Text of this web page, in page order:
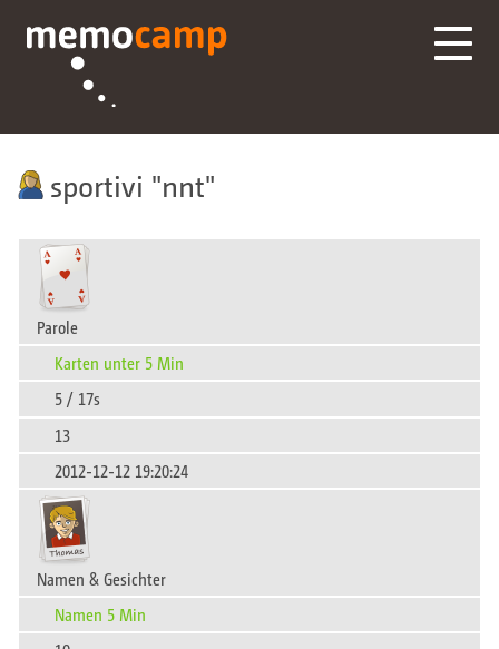
sportivi nnt
Parole
Karten unter 5 Min
5 / 17s
13
2012-12-12 19:20:24
Namen & Gesichter
Namen 5 Min